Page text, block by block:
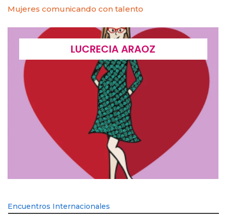
Mujeres comunicando con talento
LUCRECIA ARAOZ
Encuentros Internacionales